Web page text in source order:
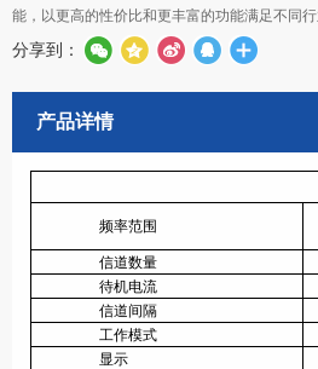
能，以更高的性价比和更丰富的功能满足不同行
分享到：
产品详情
频率范围
信道数量
待机电流
信道间隔
工作模式
显示